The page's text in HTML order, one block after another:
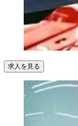
求人を見る